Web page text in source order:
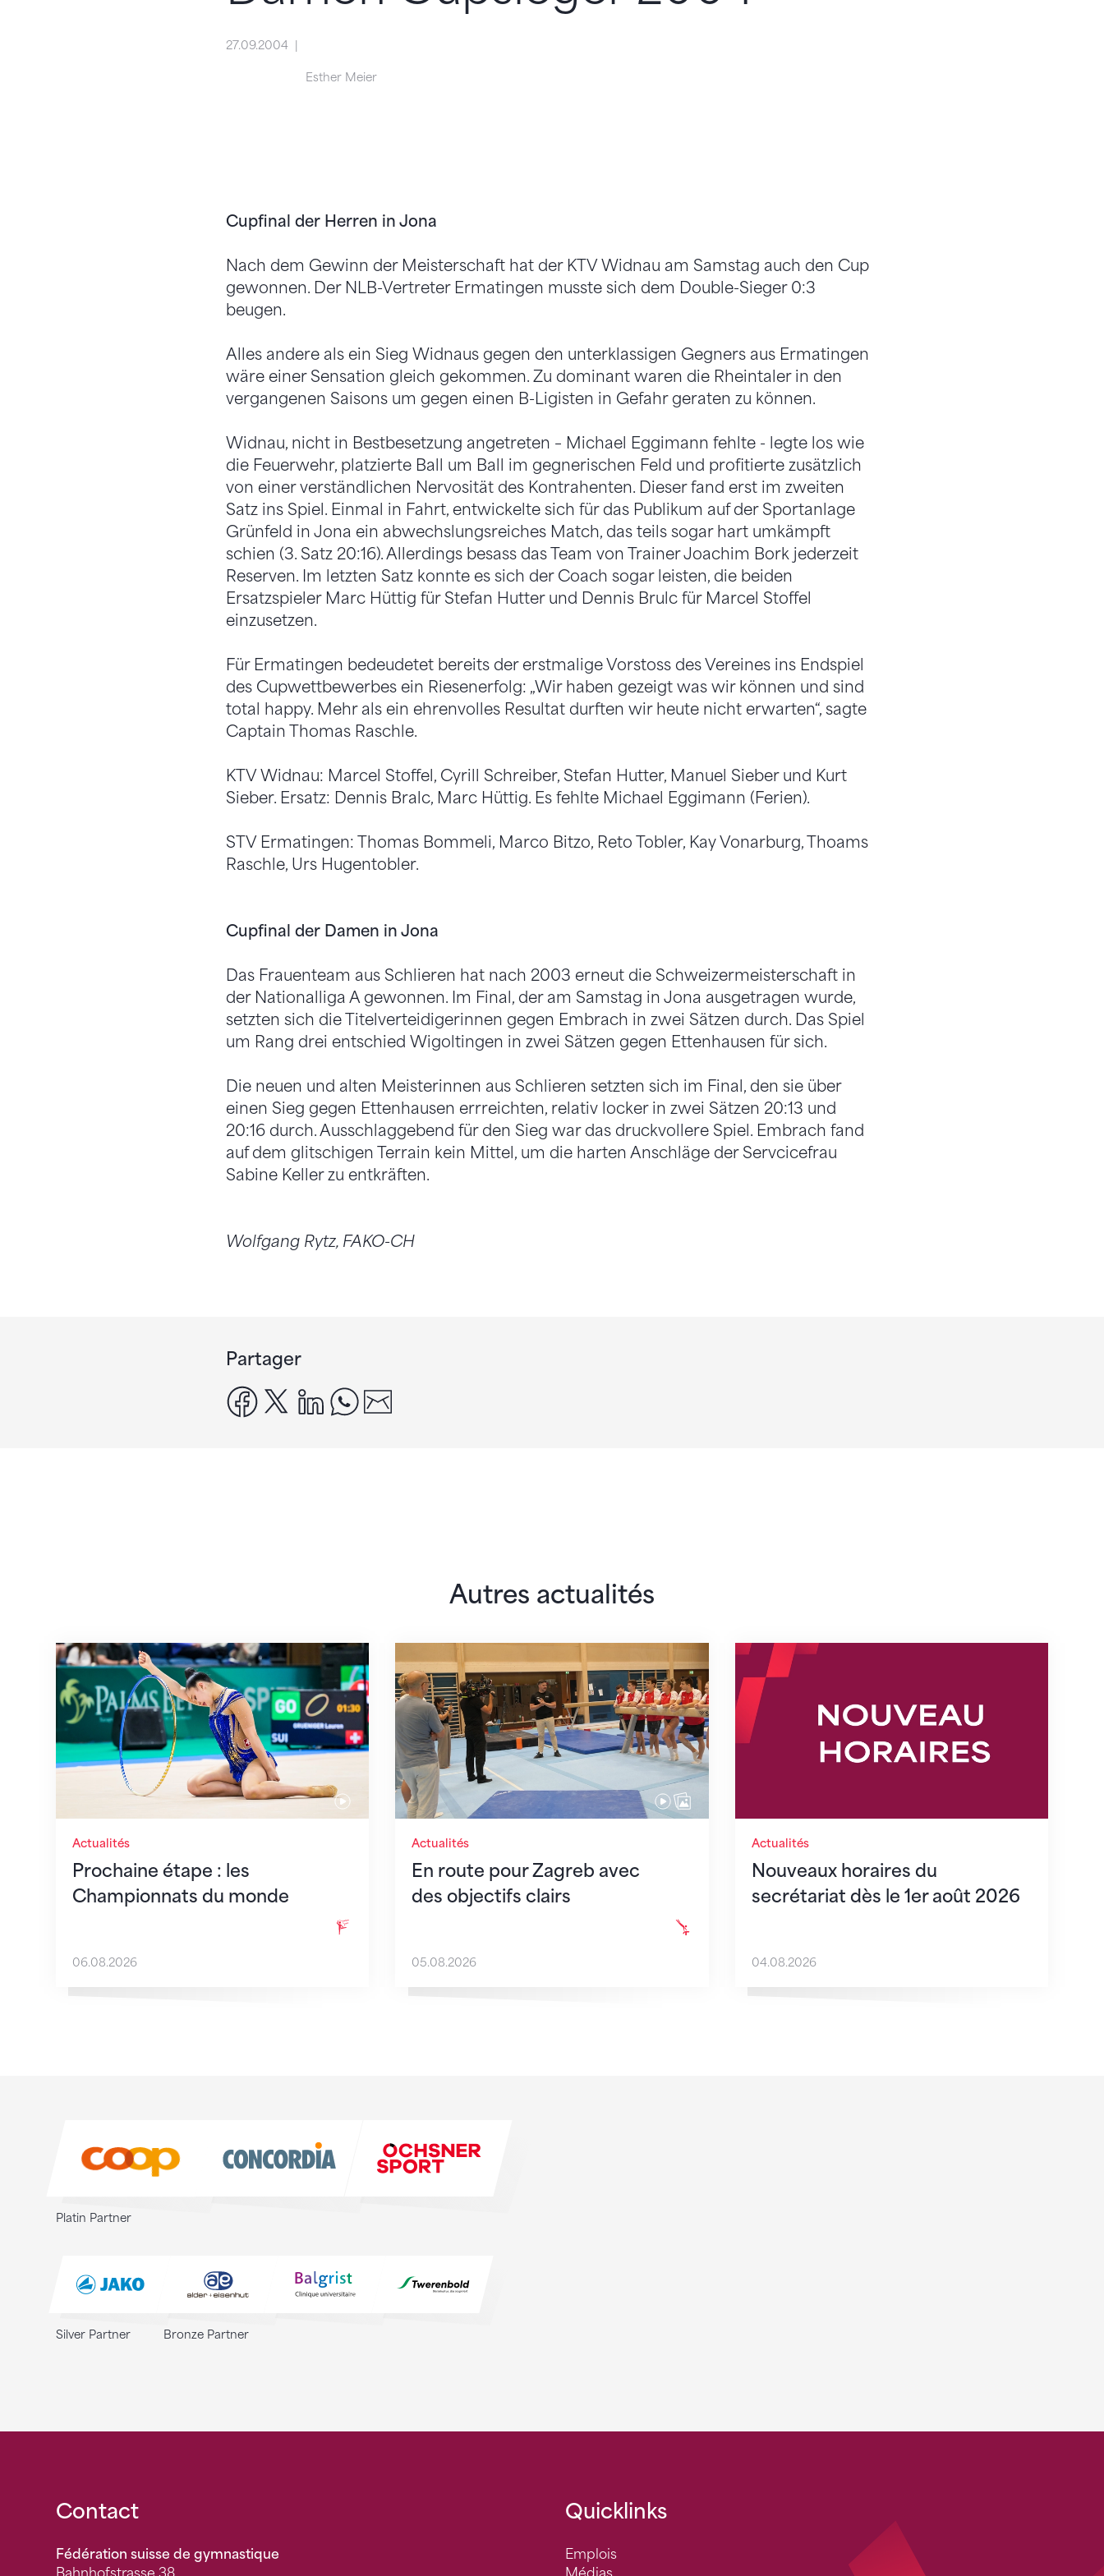
27.09.2004
Esther Meier
Cupfinal der Herren in Jona
Nach dem Gewinn der Meisterschaft hat der KTV Widnau am Samstag auch den Cup
gewonnen. Der NLB-Vertreter Ermatingen musste sich dem Double-Sieger 0:3
beugen.
Alles andere als ein Sieg Widnaus gegen den unterklassigen Gegners aus Ermatingen
wäre einer Sensation gleich gekommen. Zu dominant waren die Rheintaler in den
vergangenen Saisons um gegen einen B-Ligisten in Gefahr geraten zu können.
Widnau, nicht in Bestbesetzung angetreten – Michael Eggimann fehlte - legte los wie
die Feuerwehr, platzierte Ball um Ball im gegnerischen Feld und profitierte zusätzlich
von einer verständlichen Nervosität des Kontrahenten. Dieser fand erst im zweiten
Satz ins Spiel. Einmal in Fahrt, entwickelte sich für das Publikum auf der Sportanlage
Grünfeld in Jona ein abwechslungsreiches Match, das teils sogar hart umkämpft
schien (3. Satz 20:16). Allerdings besass das Team von Trainer Joachim Bork jederzeit
Reserven. Im letzten Satz konnte es sich der Coach sogar leisten, die beiden
Ersatzspieler Marc Hüttig für Stefan Hutter und Dennis Brulc für Marcel Stoffel
einzusetzen.
Für Ermatingen bedeudetet bereits der erstmalige Vorstoss des Vereines ins Endspiel
des Cupwettbewerbes ein Riesenerfolg: „Wir haben gezeigt was wir können und sind
total happy. Mehr als ein ehrenvolles Resultat durften wir heute nicht erwarten“, sagte
Captain Thomas Raschle.
KTV Widnau: Marcel Stoffel, Cyrill Schreiber, Stefan Hutter, Manuel Sieber und Kurt
Sieber. Ersatz: Dennis Bralc, Marc Hüttig. Es fehlte Michael Eggimann (Ferien).
STV Ermatingen: Thomas Bommeli, Marco Bitzo, Reto Tobler, Kay Vonarburg, Thoams
Raschle, Urs Hugentobler.
Cupfinal der Damen in Jona
Das Frauenteam aus Schlieren hat nach 2003 erneut die Schweizermeisterschaft in
der Nationalliga A gewonnen. Im Final, der am Samstag in Jona ausgetragen wurde,
setzten sich die Titelverteidigerinnen gegen Embrach in zwei Sätzen durch. Das Spiel
um Rang drei entschied Wigoltingen in zwei Sätzen gegen Ettenhausen für sich.
Die neuen und alten Meisterinnen aus Schlieren setzten sich im Final, den sie über
einen Sieg gegen Ettenhausen errreichten, relativ locker in zwei Sätzen 20:13 und
20:16 durch. Ausschlaggebend für den Sieg war das druckvollere Spiel. Embrach fand
auf dem glitschigen Terrain kein Mittel, um die harten Anschläge der Servcicefrau
Sabine Keller zu entkräften.
Wolfgang Rytz, FAKO-CH
Partager
facebook
x linkedinwhatsapp
Autres actualités
Actualités
Prochaine étape : les
Championnats du monde
Prochaine étape : les Championnats du monde
06.08.2026
Actualités
En route pour Zagreb avec
des objectifs clairs
En route pour Zagreb avec des objectifs clairs
05.08.2026
Actualités
Nouveaux horaires du
secrétariat dès le 1er août 2026
Nouveaux horaires du secrétariat dès le 1er août
04.08.2026
Platin Partner
Silver Partner Bronze Partner
Fusszeile
Contact
Fédération suisse de gymnastique
Quicklinks
Emplois